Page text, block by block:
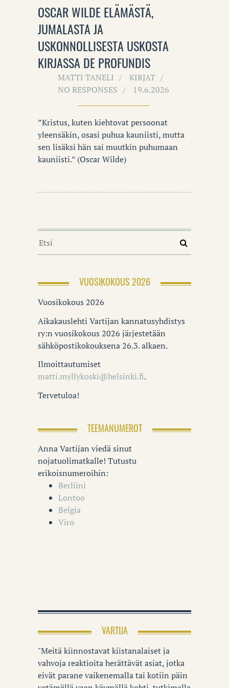
OSCAR WILDE ELÄMÄSTÄ,
JUMALASTA JA
USKONNOLLISESTA USKOSTA
KIRJASSA DE PROFUNDIS
MATTI TANELI
KIRJAT
NO RESPONSES
19.6.2026
”Kristus, kuten kiehtovat persoonat
yleensäkin, osasi puhua kauniisti, mutta
sen lisäksi hän sai muutkin puhumaan
kauniisti.” (Oscar Wilde)
VUOSIKOKOUS 2026
Vuosikokous 2026
Aikakauslehti Vartijan kannatusyhdistys
ry:n vuosikokous 2026 järjestetään
sähköpostikokouksena 26.3. alkaen.
Ilmoittautumiset
matti.myllykoski@helsinki.fi.
Tervetuloa!
TEEMANUMEROT
Anna Vartijan viedä sinut
nojatuolimatkalle! Tutustu
erikoisnumeroihin:
Berliini
Lontoo
Belgia
Viro
VARTIJA
"Meitä kiinnostavat kiistanalaiset ja
vahvoja reaktioita herättävät asiat, jotka
eivät parane vaikenemalla tai kotiin päin